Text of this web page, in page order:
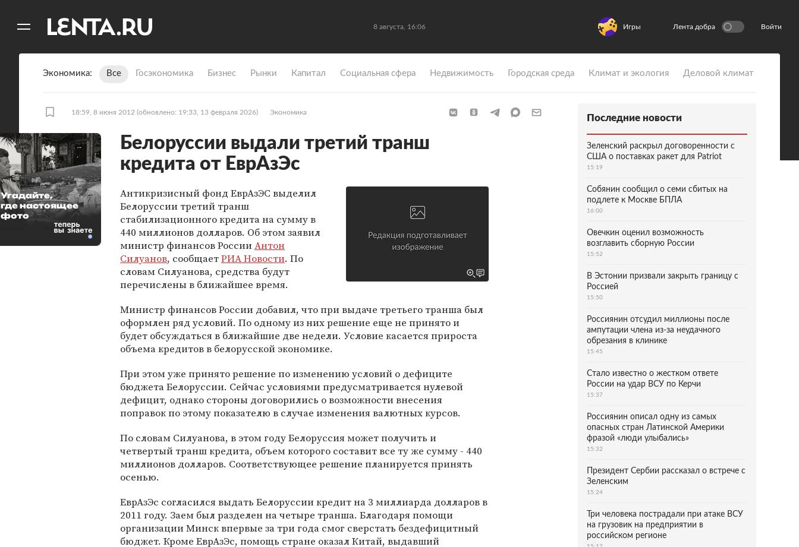
8 августа, 16:06 Игры Лента добра Войти
Экономика Все Госэкономика Бизнес Рынки Капитал Социальная сфера Недвижимость Городская среда Климат и экология Деловой климат
18:59, 8 июня 2012 (обновлено: 19:33, 13 февраля 2026) Экономика
Белоруссии выдали третий транш
кредита от ЕврАзЭс
Антикризисный фонд ЕврАзЭС выделил
Белоруссии третий транш
стабилизационного кредита на сумму в
440 миллионов долларов. Об этом заявил
министр финансов РоссииАнтон
Силуанов, сообщаетРИА Новости. По
словам Силуанова, средства будут
перечислены в ближайшее время.
Министр финансов России добавил, что при выдаче третьего транша был
оформлен ряд условий. По одному из них решение еще не принято и
будет обсуждаться в ближайшие две недели. Условие касается прироста
объема кредитов в белорусской экономике.
При этом уже принято решение по изменению условий о дефиците
бюджета Белоруссии. Сейчас условиями предусматривается нулевой
дефицит, однако стороны договорились о возможности внесения
поправок по этому показателю в случае изменения валютных курсов.
По словам Силуанова, в этом году Белоруссия может получить и
четвертый транш кредита, объем которого составит все ту же сумму - 440
миллионов долларов. Соответствующее решение планируется принять
осенью.
ЕврАзЭс согласился выдать Белоруссии кредит на 3 миллиарда долларов в
2011 году. Заем был разделен на четыре транша. Благодаря помощи
организации Минск впервые за три года смог сверстать бездефицитный
бюджет. Кроме ЕврАзЭс, помощь стране оказал Китай, выдавший
Угадайте,
где настоящее
фото
Последние новости
Зеленский раскрыл договоренности с
США о поставках ракет для Patriot
15:19
Собянин сообщил о семи сбитых на
подлете к Москве БПЛА
16:00
Овечкин оценил возможность
возглавить сборную России
15:52
В Эстонии призвали закрыть границу с
Россией
15:50
Россиянин отсудил миллионы после
ампутации члена из-за неудачного
обрезания в клинике
15:45
Стало известно о жестком ответе
России на удар ВСУ по Керчи
15:37
Россиянин описал одну из самых
опасных стран Латинской Америки
фразой «люди улыбались»
15:32
Президент Сербии рассказал о встрече с
Зеленским
15:24
Три человека пострадали при атаке ВСУ
на грузовик на предприятии в
российском регионе